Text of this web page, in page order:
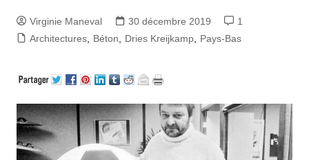
Virginie Maneval 30 décembre 2019
1
Architectures, Béton Dries Kreijkamp, Pays-Bas